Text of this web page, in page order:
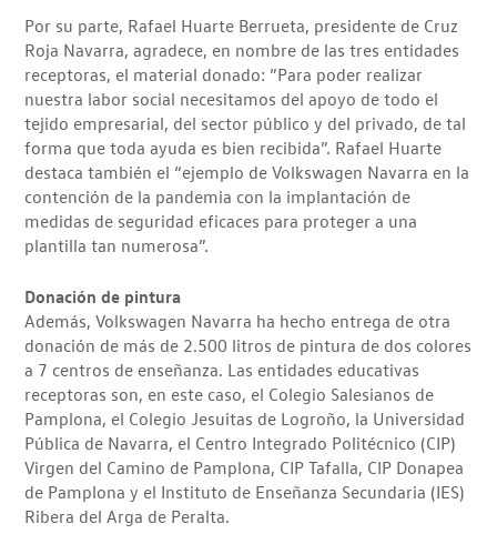
Por su parte, Rafael Huarte Berrueta, presidente de Cruz
Roja Navarra, agradece, en nombre de las tres entidades
receptoras, el material donado: ”Para poder realizar
nuestra labor social necesitamos del apoyo de todo el
tejido empresarial, del sector público y del privado, de tal
forma que toda ayuda es bien recibida”. Rafael Huarte
destaca también el “ejemplo de Volkswagen Navarra en la
contención de la pandemia con la implantación de
medidas de seguridad eficaces para proteger a una
plantilla tan numerosa”.
Donación de pintura
Además, Volkswagen Navarra ha hecho entrega de otra
donación de más de 2.500 litros de pintura de dos colores
a 7 centros de enseñanza. Las entidades educativas
receptoras son, en este caso, el Colegio Salesianos de
Pamplona, el Colegio Jesuitas de Logroño, la Universidad
Pública de Navarra, el Centro Integrado Politécnico (CIP)
Virgen del Camino de Pamplona, CIP Tafalla, CIP Donapea
de Pamplona y el Instituto de Enseñanza Secundaria (IES)
Ribera del Arga de Peralta.